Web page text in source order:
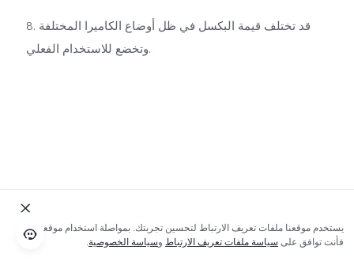
8. قد تختلف قيمة البكسل في ظل أوضاع الكاميرا المختلفة
وتخضع للاستخدام الفعلي.
يستخدم موقعنا ملفات تعريف الارتباط لتحسين تجربتك. بمواصلة استخدام موقعنا؛
فأنت توافق على سياسة ملفات تعريف الارتباط وسياسة الخصوصية.